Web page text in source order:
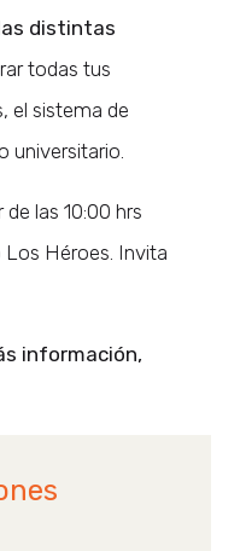
distintas
todas tus
el sistema de
las 10:00 hrs
Los Héroes. Invita
información,